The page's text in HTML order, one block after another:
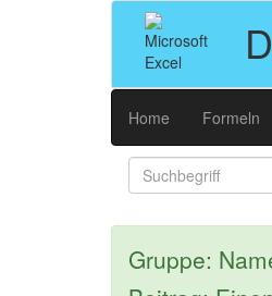
Home Formeln
Gruppe: